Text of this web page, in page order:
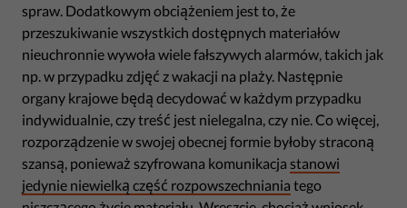
spraw. Dodatkowym obciążeniem jest to, że
przeszukiwanie wszystkich dostępnych materiałów
nieuchronnie wywoła wiele fałszywych alarmów, takich jak
np. w przypadku zdjęć z wakacji na plaży. Następnie
organy krajowe będą decydować w każdym przypadku
indywidualnie, czy treść jest nielegalna, czy nie. Co więcej,
rozporządzenie w swojej obecnej formie byłoby straconą
szansą, ponieważ szyfrowana komunikacja stanowi
jedynie niewielką część rozpowszechniania tego